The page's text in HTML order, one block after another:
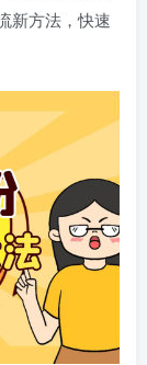
新方法，快速